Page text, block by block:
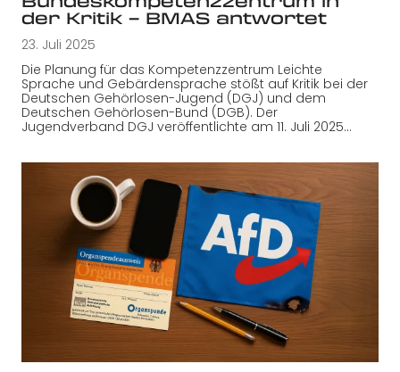
der Kritik – BMAS antwortet
23. Juli 2025
Die Planung für das Kompetenzzentrum Leichte
Sprache und Gebärdensprache stößt auf Kritik bei der
Deutschen Gehörlosen-Jugend (DGJ) und dem
Deutschen Gehörlosen-Bund (DGB). Der
Jugendverband DGJ veröffentlichte am 11. Juli 2025…